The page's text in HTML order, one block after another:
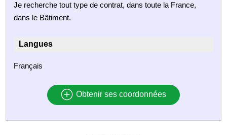
Je recherche tout type de contrat, dans toute la France,
dans le Bâtiment.
Langues
Français
Obtenir ses coordonnées